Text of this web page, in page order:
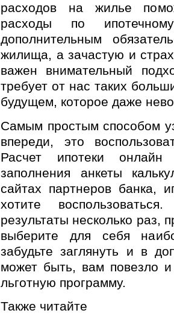
расходов на жилье
расходы по
дополнительным
жилища, а зачастую и
важен внимательный
требует от нас таких
будущем, которое даже
Самым простым способом
впереди, это
Расчет ипотеки онлайн
заполнения анкеты
сайтах партнеров банка,
хотите
результаты несколько раз,
выберите для себя
забудьте заглянуть и в
может быть, вам повезло
льготную программу.
Также читайте